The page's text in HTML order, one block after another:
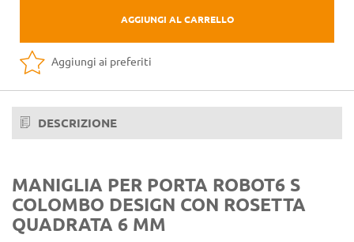
AGGIUNGI AL CARRELLO
Aggiungi ai preferiti
DESCRIZIONE
MANIGLIA PER PORTA ROBOT6 S
COLOMBO DESIGN CON ROSETTA
QUADRATA 6 MM